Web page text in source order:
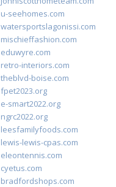
u-seehomes.com
watersportslagonissi.com
mischieffashion.com
eduwyre.com
retro-interiors.com
theblvd-boise.com
fpet2023.org
e-smart2022.org
ngrc2022.org
leesfamilyfoods.com
lewis-lewis-cpas.com
eleontennis.com
cyetus.com
bradfordshops.com